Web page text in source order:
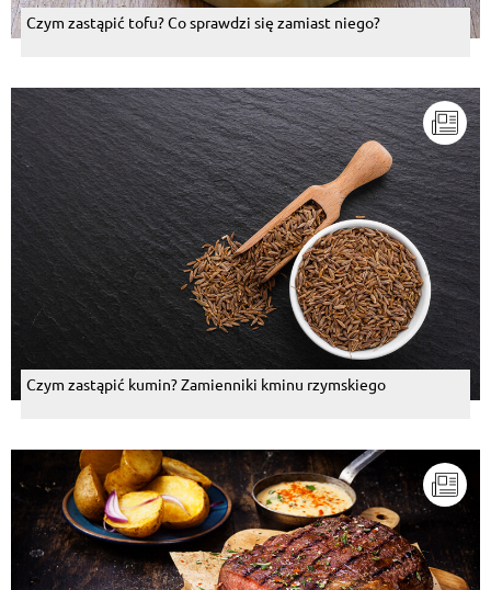
Czym zastąpić tofu? Co sprawdzi się zamiast niego?
Czym zastąpić kumin? Zamienniki kminu rzymskiego